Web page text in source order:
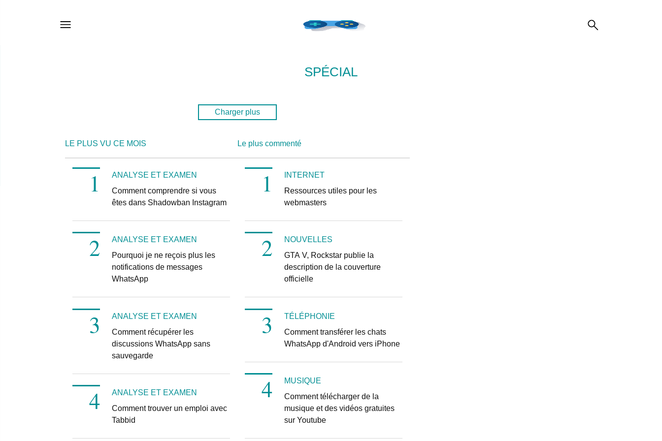
SPÉCIAL
Charger plus
LE PLUS VU CE MOIS Le plus commenté
INTERNET
Ressources utiles pour les
webmasters
NOUVELLES
GTA V, Rockstar publie la
description de la couverture
officielle
TÉLÉPHONIE
Comment transférer les chats
WhatsApp d'Android vers iPhone
MUSIQUE
Comment télécharger de la
musique et des vidéos gratuites
sur Youtube
ANALYSE ET EXAMEN
Comment comprendre si vous
êtes dans Shadowban Instagram
ANALYSE ET EXAMEN
Pourquoi je ne reçois plus les
notifications de messages
WhatsApp
ANALYSE ET EXAMEN
Comment récupérer les
discussions WhatsApp sans
sauvegarde
ANALYSE ET EXAMEN
Comment trouver un emploi avec
Tabbid